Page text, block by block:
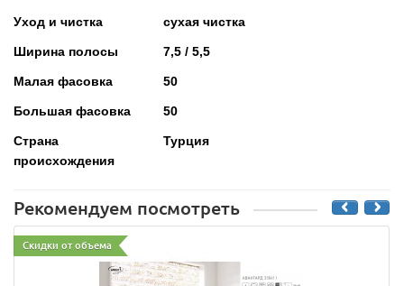
Уход и чистка сухая чистка
Ширина полосы 7,5 / 5,5
Малая фасовка 50
Большая фасовка 50
Страна
происхождения
Турция
Рекомендуем посмотреть
Скидки от объема